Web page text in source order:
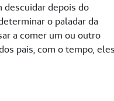
descuidar depois do
o paladar da
a comer um ou outro
pais, com o tempo, eles